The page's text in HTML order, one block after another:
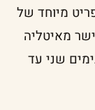
ותפריט מיוחד של
מאיטליה
שני עד